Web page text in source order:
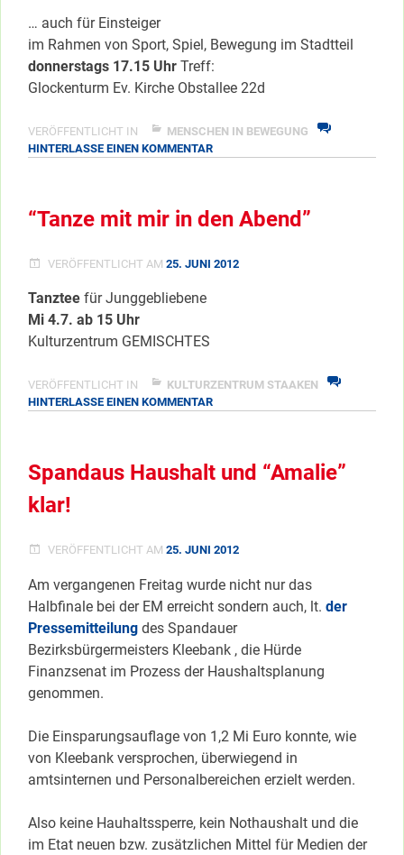
… auch für Einsteiger
im Rahmen von Sport, Spiel, Bewegung im Stadtteil
donnerstags 17.15 Uhr Treff:
Glockenturm Ev. Kirche Obstallee 22d
VERÖFFENTLICHT IN
MENSCHEN IN BEWEGUNG
HINTERLASSE EINEN KOMMENTARZU
WALKING
“Tanze mit mir in den Abend”
VERÖFFENTLICHT AM 25. JUNI 2012
Tanztee für Junggebliebene
Mi 4.7. ab 15 Uhr
Kulturzentrum GEMISCHTES
VERÖFFENTLICHT IN
KULTURZENTRUM STAAKEN
HINTERLASSE EINEN KOMMENTARZU
IN
Spandaus Haushalt und “Amalie”
klar!
VERÖFFENTLICHT AM 25. JUNI 2012
Am vergangenen Freitag wurde nicht nur das
Halbfinale bei der EM erreicht sondern auch, lt. der
Pressemitteilung des Spandauer
Bezirksbürgermeisters Kleebank , die Hürde
Finanzsenat im Prozess der Haushaltsplanung
genommen.
Die Einsparungsauflage von 1,2 Mi Euro konnte, wie
von Kleebank versprochen, überwiegend in
amtsinternen und Personalbereichen erzielt werden.
Also keine Hauhaltssperre, kein Nothaushalt und die
im Etat neuen bzw. zusätzlichen Mittel für Medien der